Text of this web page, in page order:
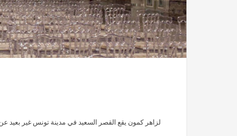
لزاهر كمون يقع القصر السعيد في مدينة تونس غير بعيد عن